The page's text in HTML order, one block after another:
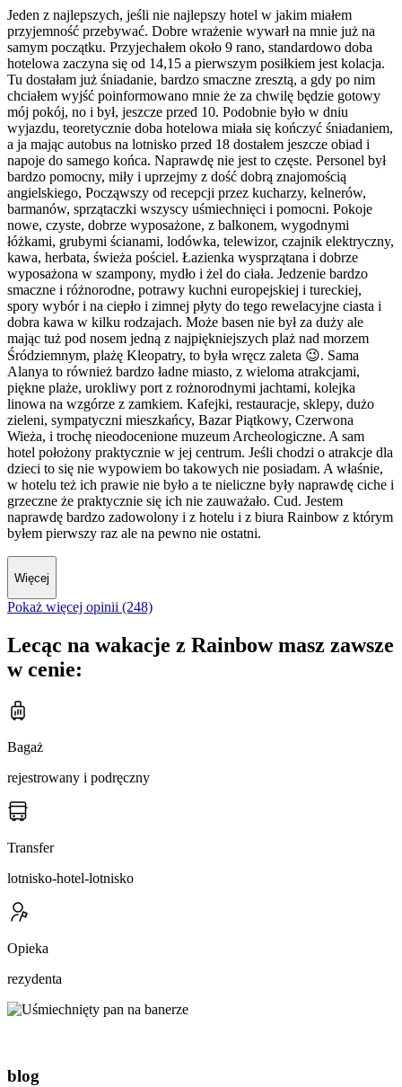
Jeden z najlepszych, jeśli nie najlepszy hotel w jakim miałem
przyjemność przebywać. Dobre wrażenie wywarł na mnie już na
samym początku. Przyjechałem około 9 rano, standardowo doba
hotelowa zaczyna się od 14,15 a pierwszym posiłkiem jest kolacja.
Tu dostałam już śniadanie, bardzo smaczne zresztą, a gdy po nim
chciałem wyjść poinformowano mnie że za chwilę będzie gotowy
mój pokój, no i był, jeszcze przed 10. Podobnie było w dniu
wyjazdu, teoretycznie doba hotelowa miała się kończyć śniadaniem,
a ja mając autobus na lotnisko przed 18 dostałem jeszcze obiad i
napoje do samego końca. Naprawdę nie jest to częste. Personel był
bardzo pomocny, miły i uprzejmy z dość dobrą znajomością
angielskiego, Począwszy od recepcji przez kucharzy, kelnerów,
barmanów, sprzątaczki wszyscy uśmiechnięci i pomocni. Pokoje
nowe, czyste, dobrze wyposażone, z balkonem, wygodnymi
łóżkami, grubymi ścianami, lodówka, telewizor, czajnik elektryczny,
kawa, herbata, świeża pościel. Łazienka wysprzątana i dobrze
wyposażona w szampony, mydło i żel do ciała. Jedzenie bardzo
smaczne i różnorodne, potrawy kuchni europejskiej i tureckiej,
spory wybór i na ciepło i zimnej płyty do tego rewelacyjne ciasta i
dobra kawa w kilku rodzajach. Może basen nie był za duży ale
mając tuż pod nosem jedną z najpiękniejszych plaż nad morzem
Śródziemnym, plażę Kleopatry, to była wręcz zaleta 😉. Sama
Alanya to również bardzo ładne miasto, z wieloma atrakcjami,
piękne plaże, urokliwy port z rożnorodnymi jachtami, kolejka
linowa na wzgórze z zamkiem. Kafejki, restauracje, sklepy, dużo
zieleni, sympatyczni mieszkańcy, Bazar Piątkowy, Czerwona
Wieża, i trochę nieodocenione muzeum Archeologiczne. A sam
hotel położony praktycznie w jej centrum. Jeśli chodzi o atrakcje dla
dzieci to się nie wypowiem bo takowych nie posiadam. A właśnie,
w hotelu też ich prawie nie było a te nieliczne były naprawdę ciche i
grzeczne że praktycznie się ich nie zauważało. Cud. Jestem
naprawdę bardzo zadowolony i z hotelu i z biura Rainbow z którym
byłem pierwszy raz ale na pewno nie ostatni.
Więcej
Pokaż więcej opinii (248)
Lecąc na wakacje z Rainbow masz zawsze
w cenie:
Bagaż
rejestrowany i podręczny
Transfer
lotnisko-hotel-lotnisko
Opieka
rezydenta
blog